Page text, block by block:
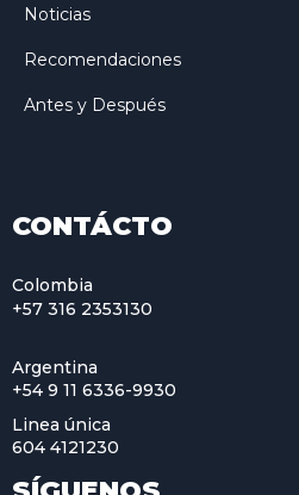
Noticias
Recomendaciones
Antes y Después
CONTÁCTO
Colombia
+57 316 2353130
Argentina
+54 9 11 6336-9930
Linea única
604 4121230